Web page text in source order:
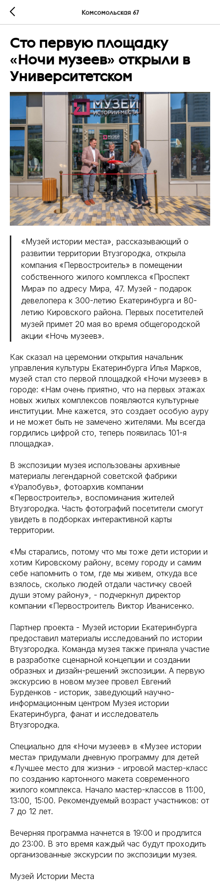
Комсомольская 67
Сто первую площадку
«Ночи музеев» открыли в
Университетском
«Музей истории места», рассказывающий о
развитии территории Втузгородка, открыла
компания «Первостроитель» в помещении
собственного жилого комплекса «Проспект
Мира» по адресу Мира, 47. Музей - подарок
девелопера к 300-летию Екатеринбурга и 80-
летию Кировского района. Первых посетителей
музей примет 20 мая во время общегородской
акции «Ночь музеев».
Как сказал на церемонии открытия начальник
управления культуры Екатеринбурга Илья Марков,
музей стал сто первой площадкой «Ночи музеев» в
городе: «Нам очень приятно, что на первых этажах
новых жилых комплексов появляются культурные
институции. Мне кажется, это создает особую ауру
и не может быть не замечено жителями. Мы всегда
гордились цифрой сто, теперь появилась 101-я
площадка».
В экспозиции музея использованы архивные
материалы легендарной советской фабрики
«Уралобувь», фотоархив компании
«Первостроитель», воспоминания жителей
Втузгородка. Часть фотографий посетители смогут
увидеть в подборках интерактивной карты
территории.
«Мы старались, потому что мы тоже дети истории и
хотим Кировскому району, всему городу и самим
себе напомнить о том, где мы живем, откуда все
взялось, сколько людей отдали частичку своей
души этому району», - подчеркнул директор
компании «Первостроитель Виктор Иванисенко.
Партнер проекта - Музей истории Екатеринбурга
предоставил материалы исследований по истории
Втузгородка. Команда музея также приняла участие
в разработке сценарной концепции и создании
образных и дизайн-решений экспозиции. А первую
экскурсию в новом музее провел Евгений
Бурденков - историк, заведующий научно-
информационным центром Музея истории
Екатеринбурга, фанат и исследователь
Втузгородка.
Специально для «Ночи музеев» в «Музее истории
места» придумали дневную программу для детей
«Лучшее место для жизни» - игровой мастер-класс
по созданию картонного макета современного
жилого комплекса. Начало мастер-классов в 11:00,
13:00, 15:00. Рекомендуемый возраст участников: от
7 до 12 лет.
Вечерняя программа начнется в 19:00 и продлится
до 23:00. В это время каждый час будут проходить
организованные экскурсии по экспозиции музея.
Музей Истории Места